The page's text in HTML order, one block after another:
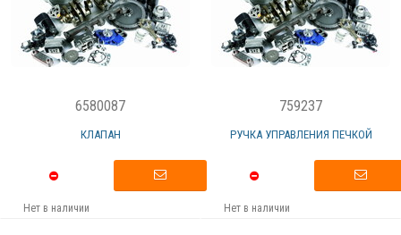
6580087
КЛАПАН
Нет в наличии
759237
РУЧКА УПРАВЛЕНИЯ ПЕЧКОЙ
Нет в наличии